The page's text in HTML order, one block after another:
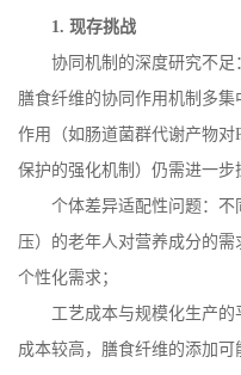
1.现存挑战
协同机制的深度研究不
膳食纤维的协同作用机制多
作用（如肠道菌群代谢产物对
保护的强化机制）仍需进一步
个体差异适配性问题：
压）的老年人对营养成分的
个性化需求；
工艺成本与规模化生产
成本较高，膳食纤维的添加